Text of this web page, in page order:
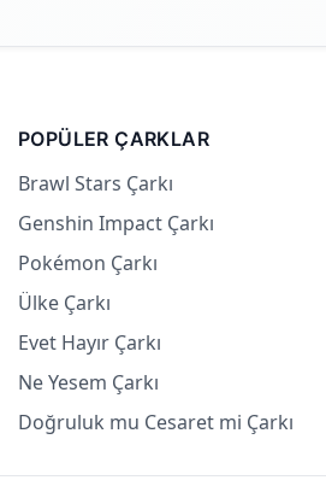
POPÜLER ÇARKLAR
Brawl Stars Çarkı
Genshin Impact Çarkı
Pokémon Çarkı
Ülke Çarkı
Evet Hayır Çarkı
Ne Yesem Çarkı
Doğruluk mu Cesaret mi Çarkı